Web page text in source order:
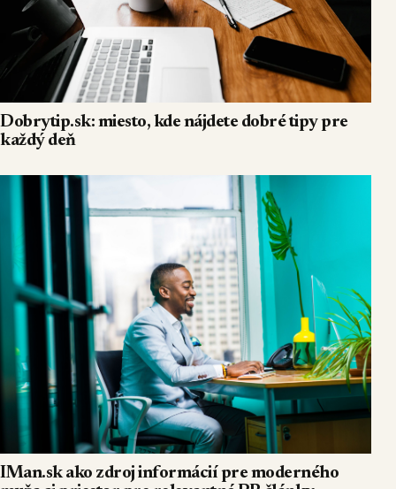
Dobrytip.sk: miesto, kde nájdete dobré tipy pre
každý deň
IMan.sk ako zdroj informácií pre moderného